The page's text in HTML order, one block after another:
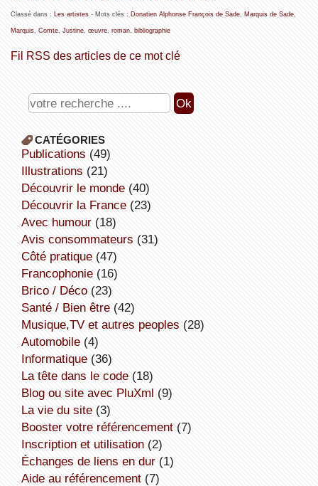
Classé dans : Les artistes- Mots clés : Donatien Alphonse François de Sade, Marquis de Sade,
Marquis, Comte, Justine, œuvre, roman, bibliographie
Fil RSS des articles de ce mot clé
CATÉGORIES
publications (49)
illustrations (21)
découvrir le monde(40)
découvrir la France(23)
avec humour(18)
avis consommateurs (31)
côté pratique(47)
Francophonie(16)
Brico / Déco(23)
Santé / Bien être(42)
Musique,TV et autres peoples (28)
Automobile(4)
informatique(36)
la tête dans le code(18)
Blog ou site avec PluXml (9)
la vie du site(3)
booster votre référencement(7)
inscription et utilisation(2)
échanges de liens en dur(1)
aide au référencement(7)